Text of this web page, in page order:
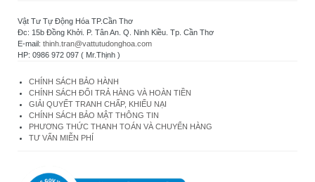
Vật Tư Tự Động Hóa TP.Cần Thơ
Đc: 15b Đồng Khởi. P. Tân An. Q. Ninh Kiều. Tp. Cần Thơ
E-mail: thinh.tran@vattutudonghoa.com
HP: 0986 972 097 ( Mr.Thịnh )
CHÍNH SÁCH BẢO HÀNH
CHÍNH SÁCH ĐỔI TRẢ HÀNG VÀ HOÀN TIỀN
GIẢI QUYẾT TRANH CHẤP, KHIẾU NẠI
CHÍNH SÁCH BẢO MẬT THÔNG TIN
PHƯƠNG THỨC THANH TOÁN VÀ CHUYỂN HÀNG
TƯ VẤN MIỄN PHÍ